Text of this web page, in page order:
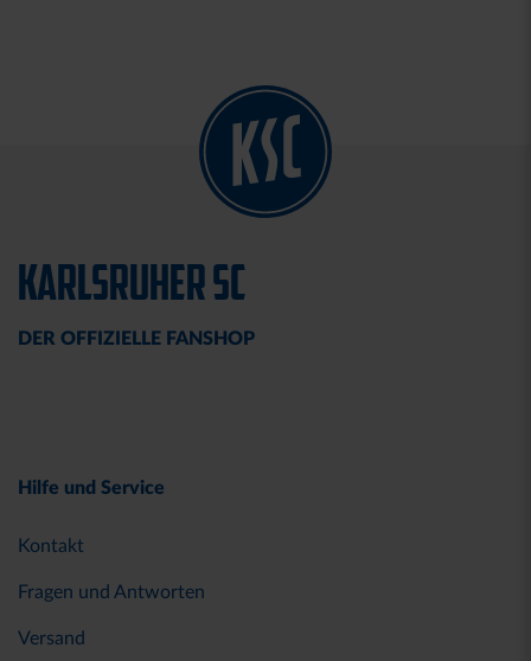
KARLSRUHER SC
DER OFFIZIELLE FANSHOP
Hilfe und Service
Kontakt
Fragen und Antworten
Versand